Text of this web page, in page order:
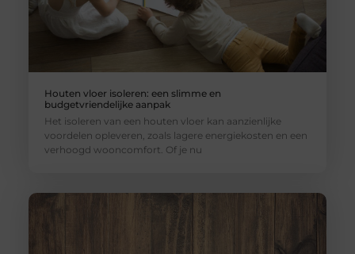
Houten vloer isoleren: een slimme en
budgetvriendelijke aanpak
Het isoleren van een houten vloer kan aanzienlijke
voordelen opleveren, zoals lagere energiekosten en een
verhoogd wooncomfort. Of je nu